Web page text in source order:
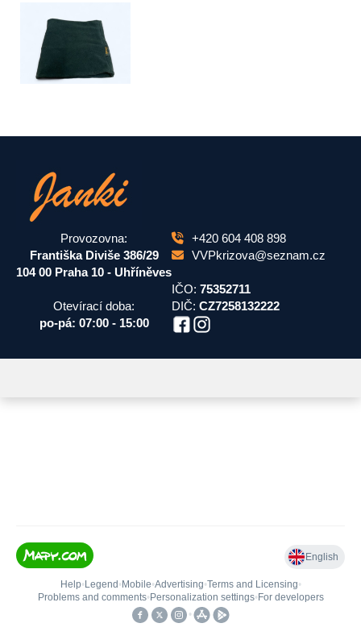
Provozovna:
Františka Diviše 386/29
104 00 Praha 10 - Uhříněves
Otevírací doba:
po-pá: 07:00 - 15:00
+420 604 408 898
VVPkrizova@seznam.cz
IČO: 75352711
DIČ: CZ7258132222